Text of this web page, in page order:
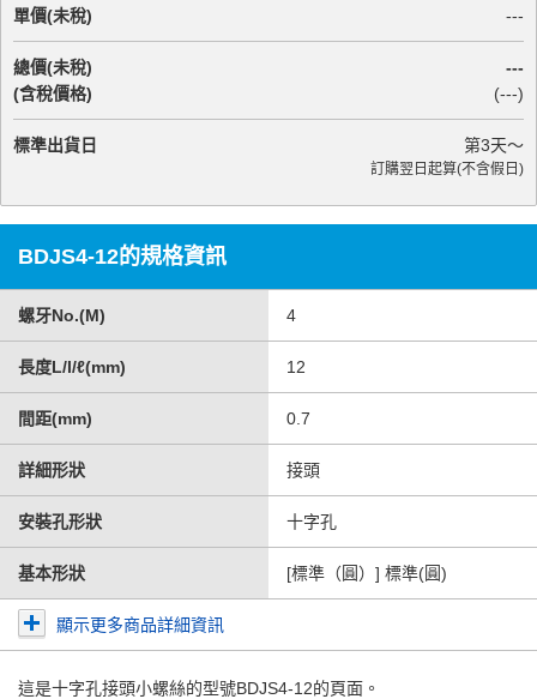
單價(未稅) ---
總價(未稅)
(含稅價格)
---
(---)
標準出貨日 第3天～
訂購翌日起算(不含假日)
BDJS4-12的規格資訊
螺牙No.(M) 4
長度L/l/ℓ(mm) 12
間距(mm) 0.7
詳細形狀 接頭
安裝孔形狀 十字孔
基本形狀 [標準（圓）] 標準(圓)
顯示更多商品詳細資訊
這是十字孔接頭小螺絲的型號BDJS4-12的頁面。